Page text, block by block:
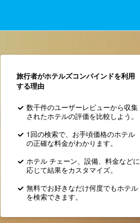
旅行者がホテルズコンバインド​を利用
する理由
数千件のユーザーレビューから収集
されたホテルの評価を比較しよう。
1回の検索で、お手頃価格のホテル
の正確な料金がわかります。
ホテル チェーン、設備、料金などに
応じて結果をカスタマイズ。
無料でお好きなだけ何度でもホテル
を検索できます。